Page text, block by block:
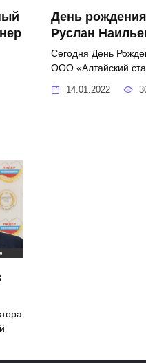
День
Руслан
Сегодня День
ООО «Алтайский
14.01.2022